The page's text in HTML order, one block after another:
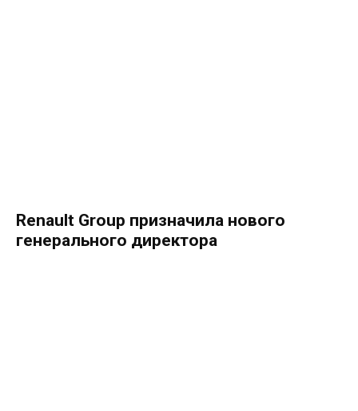
Renault Group призначила нового
генерального директора